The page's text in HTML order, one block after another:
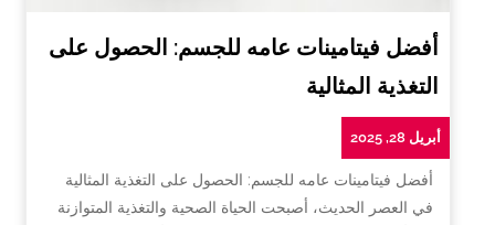
أفضل فيتامينات عامه للجسم: الحصول على
التغذية المثالية
أبريل 28, 2025
أفضل فيتامينات عامه للجسم: الحصول على التغذية المثالية
في العصر الحديث، أصبحت الحياة الصحية والتغذية المتوازنة